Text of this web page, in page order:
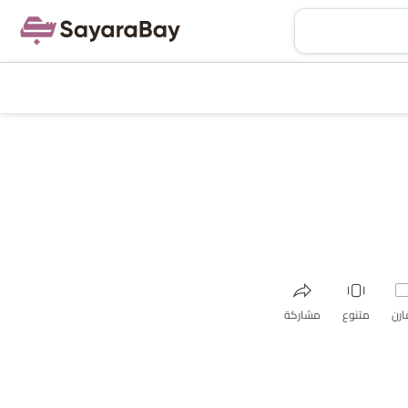
متنوع مشاركة